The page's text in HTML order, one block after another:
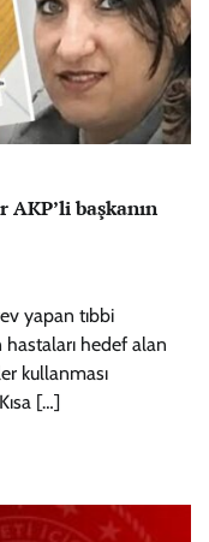
AKP’li başkanın
yapan tıbbi
hedef alan
kullanması
[…]